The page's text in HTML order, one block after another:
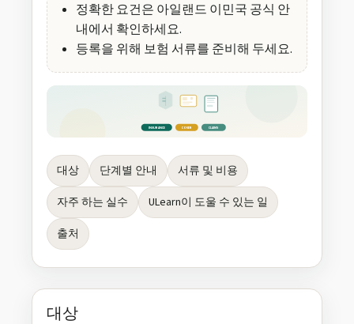
정확한 요건은 아일랜드 이민국 공식 안
내에서 확인하세요.
등록을 위해 보험 서류를 준비해 두세요.
INSURANCE COVER CLAIMS
대상 단계별 안내
서류 및 비용
자주 하는 실수
ULearn이 도울 수 있는 일
출처
대상